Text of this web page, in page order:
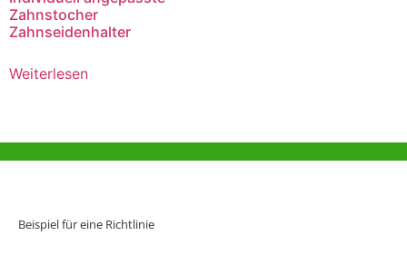
Zahnstocher
Zahnseidenhalter
Weiterlesen
Beispiel für eine Richtlinie
Büro Hongkong